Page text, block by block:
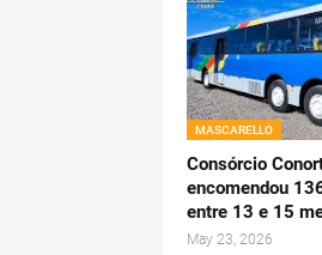
MASCARELLO
Consórcio
encomendou
entre 13 e 15
May 23, 2026